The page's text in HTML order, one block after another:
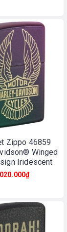
Zippo 46859
Winged
Iridescent